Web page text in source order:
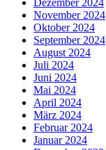
Dezember 2024
November 2024
Oktober 2024
September 2024
August 2024
Juli 2024
Juni 2024
Mai 2024
April 2024
März 2024
Februar 2024
Januar 2024